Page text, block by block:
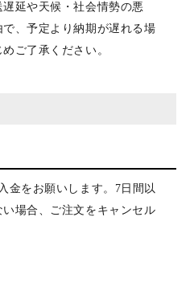
延や天候・社会情勢の悪
、予定より納期が遅れる場
ご了承ください。
金をお願いします。7日間以
場合、ご注文をキャンセル